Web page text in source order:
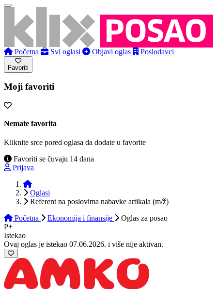
Početna Svi oglasi Objavi oglas Poslodavci
Favoriti
Moji favoriti
Nemate favorita
Kliknite srce pored oglasa da dodate u favorite
Favoriti se čuvaju 14 dana
Prijava
Početna
Oglasi
Referent na poslovima nabavke artikala (m/ž)
Početna
Ekonomija i finansije Oglas za posao
P+
Istekao
Ovaj oglas je istekao 07.06.2026. i više nije aktivan.